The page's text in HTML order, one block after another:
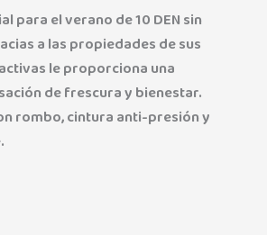
para el verano de 10 DEN sin
a las propiedades de sus
le proporciona una
de frescura y bienestar.
rombo, cintura anti-presión y